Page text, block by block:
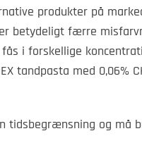
produkter på
betydeligt færre
i forskellige
tandpasta med 0,06%
tidsbegrænsning og må